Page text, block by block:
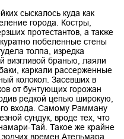
сыскалось куда как
города. Костры,
протестантов, а также
побеленные стены
толпа, изредка
визгливой бранью, лаяли
каркали рассерженные
колокол. Засевших в
от бунтующих горожан
редкой цепью широкую,
входа. Самому Рамману
сундук, вроде тех, что
Тай. Такое же крайне
времен Ательмара